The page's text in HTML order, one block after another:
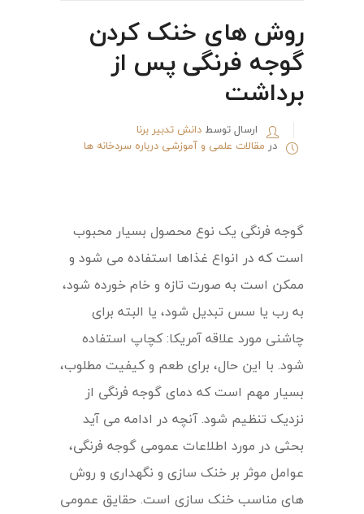
روش های خنک کردن
گوجه فرنگی پس از
برداشت
ارسال توسط دانش تدبیر برنا
در مقالات علمی و آموزشی درباره سردخانه ها
گوجه فرنگی یک نوع محصول بسیار محبوب
است که در انواع غذاها استفاده می شود و
ممکن است به صورت تازه و خام خورده شود،
به رب یا سس تبدیل شود، یا البته برای
چاشنی مورد علاقه آمریکا: کچاپ استفاده
شود. با این حال، برای طعم و کیفیت مطلوب،
بسیار مهم است که دمای گوجه فرنگی از
نزدیک تنظیم شود. آنچه در ادامه می آید
بحثی در مورد اطلاعات عمومی گوجه فرنگی،
عوامل موثر بر خنک سازی و نگهداری و روش
های مناسب خنک سازی است. حقایق عمومی